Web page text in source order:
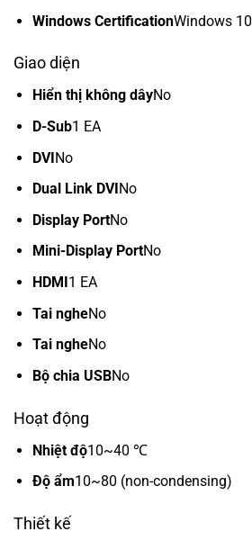
Windows CertificationWindows 10
Giao diện
Hiển thị không dâyNo
D-Sub1 EA
DVINo
Dual Link DVI No
Display PortNo
Mini-Display PortNo
HDMI1 EA
Tai ngheNo
Tai ngheNo
Bộ chia USBNo
Hoạt động
Nhiệt độ10~40 ℃
Độ ẩm10~80 (non-condensing)
Thiết kế